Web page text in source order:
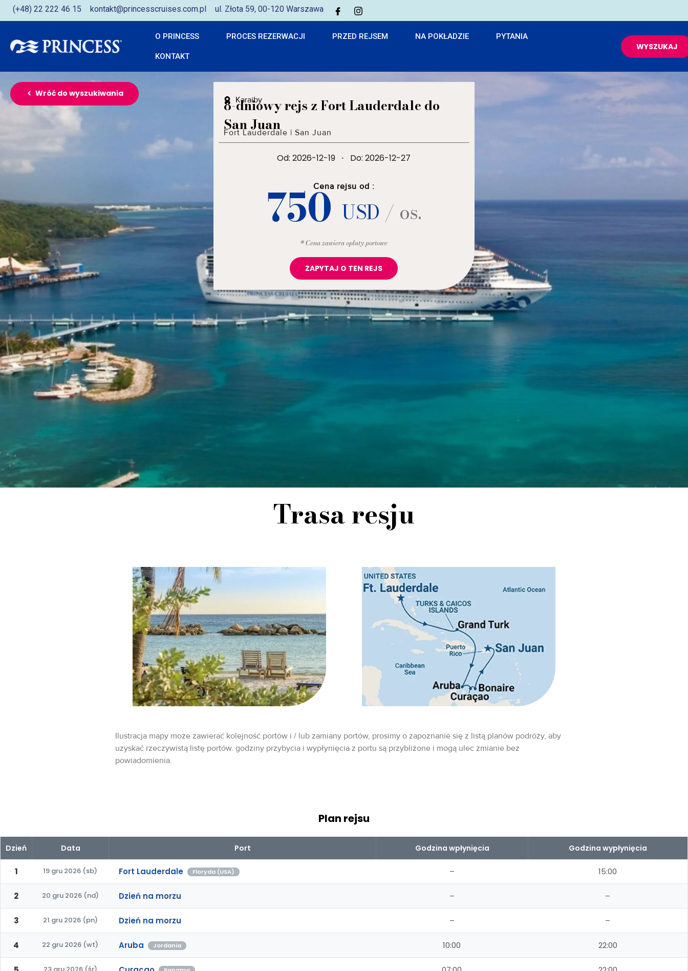
(+48) 22 222 46 15 kontakt@princesscruises.com.pl ul. Złota 59, 00-120 Warszawa
O PRINCESS PROCES REZERWACJI PRZED REJSEM NA POKŁADZIE PYTANIA
KONTAKT
WYSZUKAJ
Wróć do wyszukiwania
Karaiby
8-dniowy rejs z Fort Lauderdale do
San Juan
Fort Lauderdale |San Juan
Od: 2026-12-19 · Do: 2026-12-27
Cena rejsu od :
750USD / os.
* Cena zawiera opłaty portowe
ZAPYTAJ O TEN REJS
Trasa resju
Ilustracja mapy może zawierać kolejność portów i / lub zamiany portów, prosimy o zapoznanie się z listą planów podróży, aby
uzyskać rzeczywistą listę portów. godziny przybycia i wypłynięcia z portu są przybliżone i mogą ulec zmianie bez
powiadomienia.
Plan rejsu
Dzień Data Port Godzina wpłynięcia Godzina wypłynięcia
1 19 gru 2026 (sb) Fort Lauderdale Floryda (USA) – 15:00
2 20 gru 2026 (nd) Dzień na morzu – –
3 21 gru 2026 (pn) Dzień na morzu – –
4 22 gru 2026 (wt) Aruba Jordania 10:00 22:00